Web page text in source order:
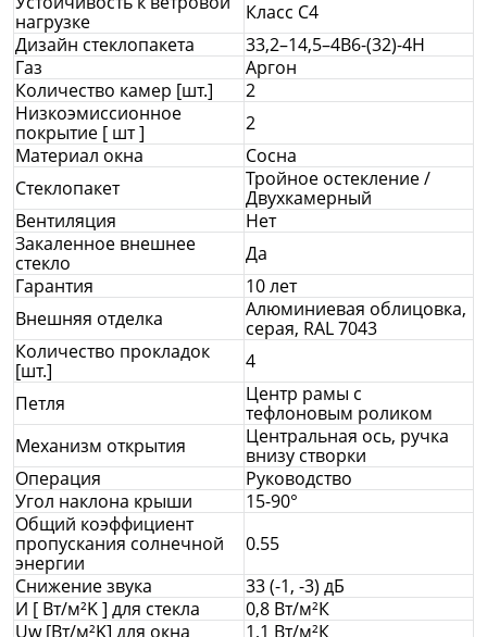
нагрузке
Класс С4
Дизайн стеклопакета
33,2–14,5–4В6-(32)-4Н
Газ
Аргон
Количество камер [шт.]
2
Низкоэмиссионное
покрытие [ шт ]
2
Материал окна
Сосна
Стеклопакет
Тройное остекление /
Двухкамерный
Вентиляция
Нет
Закаленное внешнее
стекло
Да
Гарантия
10 лет
Внешняя отделка
Алюминиевая облицовка,
серая, RAL 7043
Количество прокладок
[шт.]
4
Петля
Центр рамы с
тефлоновым роликом
Механизм открытия
Центральная ось, ручка
внизу створки
Операция
Руководство
Угол наклона крыши
15-90°
Общий коэффициент
пропускания солнечной
энергии
0.55
Снижение звука
33 (-1, -3) дБ
И [ Вт/м²K ] для стекла
0,8 Вт/м²К
Uw [Вт/м²K] для окна
1,1 Вт/м²К